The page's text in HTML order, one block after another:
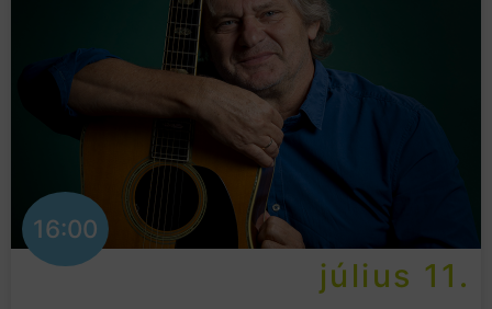
16:00
július 11.